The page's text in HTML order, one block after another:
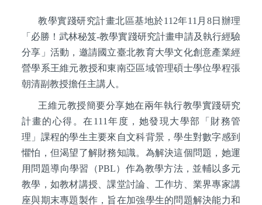
教學實踐研究計畫北區基地於112年11月8日辦理
「必勝！武林秘笈-教學實踐研究計畫申請及執行經驗
分享」活動，邀請國立臺北教育大學文化創意產業經
營學系王維元教授和東南亞區域管理碩士學位學程張
朝清副教授擔任主講人。
王維元教授簡要分享她在兩年執行教學實踐研究
計畫的心得。在111年度，她發現大學部「財務管
理」課程的學生主要來自文科背景，學生對數字感到
懼怕，但渴望了解財務知識。為解決這個問題，她運
用問題導向學習（PBL）作為教學方法，並輔以多元
教學，如教材講授、課堂討論、工作坊、業界專家講
座與期末專題製作，旨在加強學生的問題解決能力和